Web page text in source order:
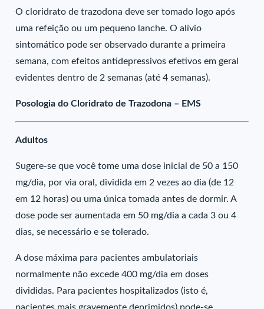
O cloridrato de trazodona deve ser tomado logo após
uma refeição ou um pequeno lanche. O alívio
sintomático pode ser observado durante a primeira
semana, com efeitos antidepressivos efetivos em geral
evidentes dentro de 2 semanas (até 4 semanas).
Posologia do Cloridrato de Trazodona – EMS
Adultos
Sugere-se que você tome uma dose inicial de 50 a 150
mg/dia, por via oral, dividida em 2 vezes ao dia (de 12
em 12 horas) ou uma única tomada antes de dormir. A
dose pode ser aumentada em 50 mg/dia a cada 3 ou 4
dias, se necessário e se tolerado.
A dose máxima para pacientes ambulatoriais
normalmente não excede 400 mg/dia em doses
divididas. Para pacientes hospitalizados (isto é,